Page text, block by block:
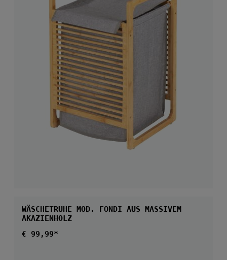
WÄSCHETRUHE MOD. FONDI AUS MASSIVEM
AKAZIENHOLZ
Regulärer Preis:
€ 99,99*